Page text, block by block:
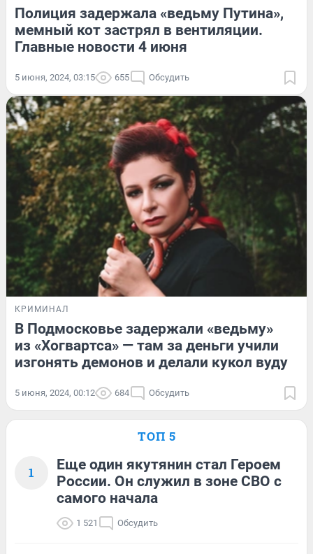
Полиция задержала «ведьму Путина»,
мемный кот застрял в вентиляции.
Главные новости 4 июня
5 июня, 2024, 03:15 655 Обсудить
КРИМИНАЛ
В Подмосковье задержали «ведьму»
из «Хогвартса» — там за деньги учили
изгонять демонов и делали кукол вуду
5 июня, 2024, 00:12 684 Обсудить
ТОП 5
1
Еще один якутянин стал Героем
России. Он служил в зоне СВО с
самого начала
1 521 Обсудить